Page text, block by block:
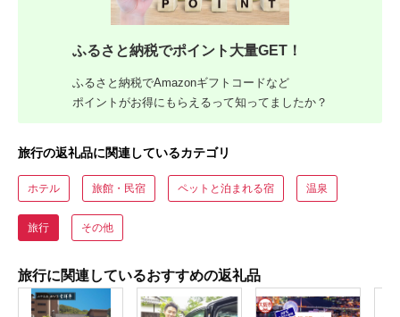
ふるさと納税でポイント大量GET！
ふるさと納税でAmazonギフトコードなど
ポイントがお得にもらえるって知ってましたか？
旅行の返礼品に関連しているカテゴリ
ホテル 旅館・民宿 ペットと泊まれる宿 温泉
旅行 その他
旅行に関連しているおすすめの返礼品